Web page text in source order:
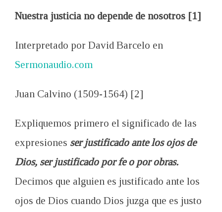
Nuestra justicia no depende de nosotros [1]
Interpretado por David Barcelo en
Sermonaudio.com
Juan Calvino (1509-1564) [2]
Expliquemos primero el significado de las
expresiones ser justificado ante los ojos de
Dios, ser justificado por fe o por obras.
Decimos que alguien es justificado ante los
ojos de Dios cuando Dios juzga que es justo